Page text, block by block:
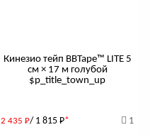
Кинезио тейп BBTape™ LITE 5
см × 17 м голубой
$р_title_town_up
2 435 Р/ 1 815 Р* 1